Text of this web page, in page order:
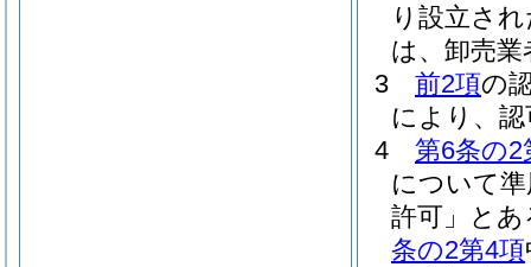
り設立さ
は、卸売
3
前2項の
により、
4
第6条の2
について
許可」と
条の2第4項